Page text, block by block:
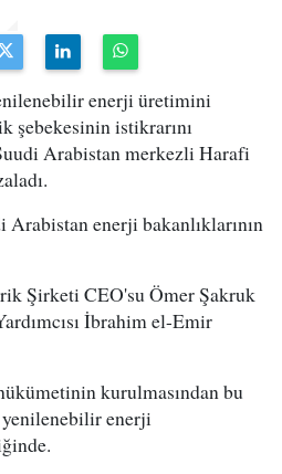
enerji üretimini
şebekesinin istikrarını
Arabistan merkezli Harafi
enerji bakanlıklarının
Şirketi CEO'su Ömer Şakruk
İbrahim el-Emir
kurulmasından bu
yenilenebilir enerji